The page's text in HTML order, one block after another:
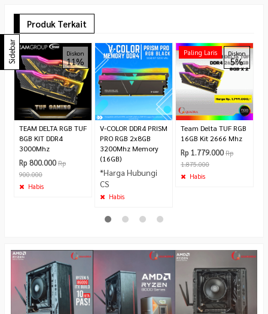
Produk Terkait
Diskon
11%
TEAM DELTA RGB TUF
8GB KIT DDR4
3000Mhz
Rp 800.000 Rp
900.000
Habis
V-COLOR DDR4 PRISM
PRO RGB 2x8GB
3200Mhz Memory
(16GB)
*Harga Hubungi
CS
Habis
Paling Laris Diskon
5%
Team Delta TUF RGB
16GB Kit 2666 Mhz
Rp 1.779.000 Rp
1.875.000
Habis
Sidebar